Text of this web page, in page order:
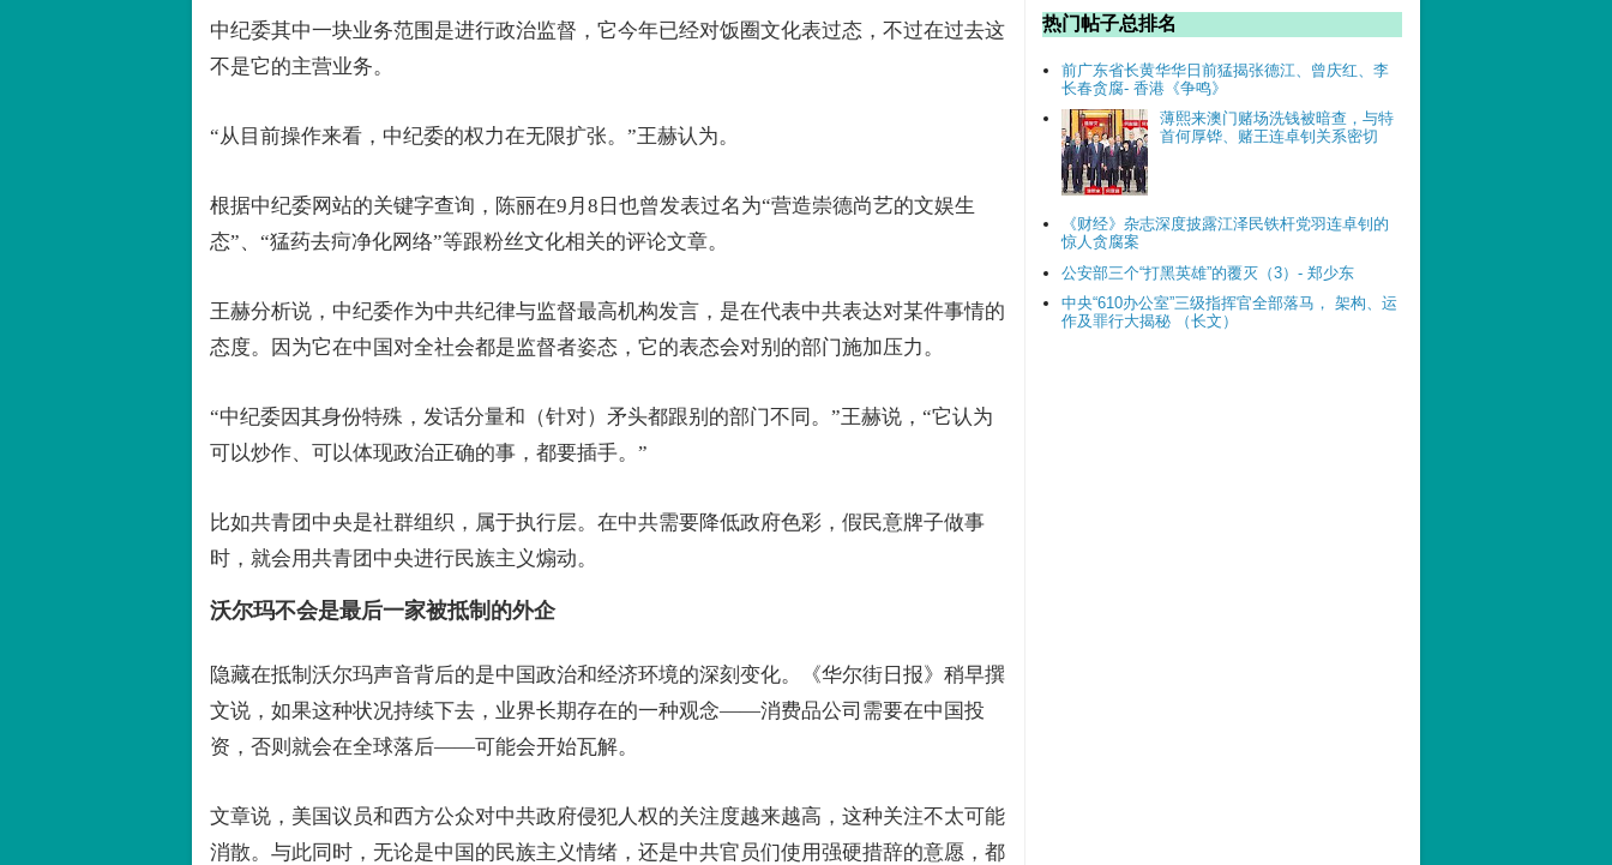
中纪委其中一块业务范围是进行政治监督，它今年已经对饭圈文化表过态，不过在过去这
不是它的主营业务。
“从目前操作来看，中纪委的权力在无限扩张。”王赫认为。
根据中纪委网站的关键字查询，陈丽在9月8日也曾发表过名为“营造崇德尚艺的文娱生
态”、“猛药去疴净化网络”等跟粉丝文化相关的评论文章。
王赫分析说，中纪委作为中共纪律与监督最高机构发言，是在代表中共表达对某件事情的
态度。因为它在中国对全社会都是监督者姿态，它的表态会对别的部门施加压力。
“中纪委因其身份特殊，发话分量和（针对）矛头都跟别的部门不同。”王赫说，“它认为
可以炒作、可以体现政治正确的事，都要插手。”
比如共青团中央是社群组织，属于执行层。在中共需要降低政府色彩，假民意牌子做事
时，就会用共青团中央进行民族主义煽动。
沃尔玛不会是最后一家被抵制的外企
隐藏在抵制沃尔玛声音背后的是中国政治和经济环境的深刻变化。《华尔街日报》稍早撰
文说，如果这种状况持续下去，业界长期存在的一种观念——消费品公司需要在中国投
资，否则就会在全球落后——可能会开始瓦解。
文章说，美国议员和西方公众对中共政府侵犯人权的关注度越来越高，这种关注不太可能
消散。与此同时，无论是中国的民族主义情绪，还是中共官员们使用强硬措辞的意愿，都
热门帖子总排名
前广东省长黄华华日前猛揭张德江、曾庆红、李
长春贪腐- 香港《争鸣》
薄熙来澳门赌场洗钱被暗查，与特
首何厚铧、赌王连卓钊关系密切
《财经》杂志深度披露江泽民铁杆党羽连卓钊的
惊人贪腐案
公安部三个“打黑英雄”的覆灭（3）- 郑少东
中央“610办公室”三级指挥官全部落马， 架构、运
作及罪行大揭秘 （长文）